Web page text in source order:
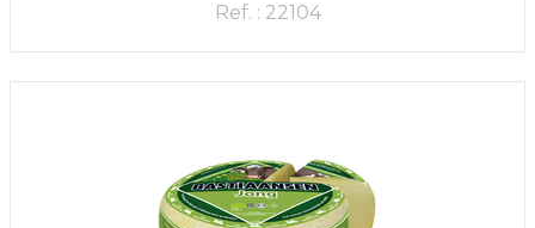
Ref. : 22104